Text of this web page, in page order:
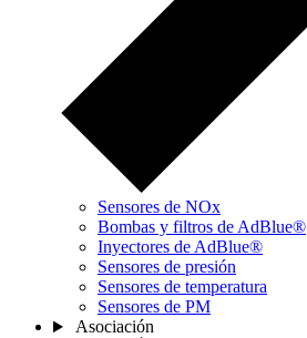
Sensores de NOx
Bombas y filtros de AdBlue®
Inyectores de AdBlue®
Sensores de presión
Sensores de temperatura
Sensores de PM
Asociación